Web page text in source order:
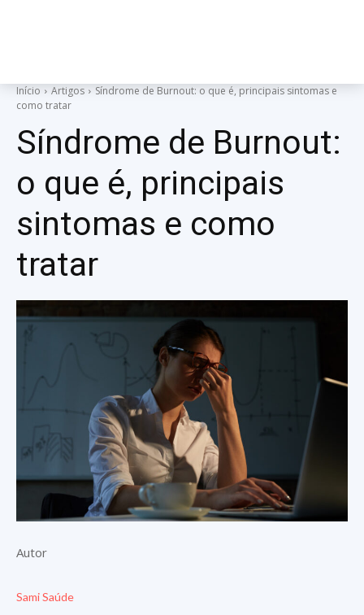
Início Artigos
Síndrome de Burnout: o que é, principais sintomas e
como tratar
Síndrome de Burnout:
o que é, principais
sintomas e como
tratar
Autor
Sami Saúde